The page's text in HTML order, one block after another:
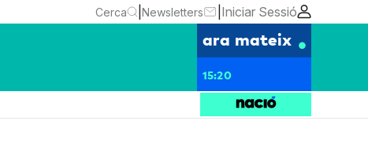
Cerca Newsletters Iniciar Sessió
ara mateix
15:20